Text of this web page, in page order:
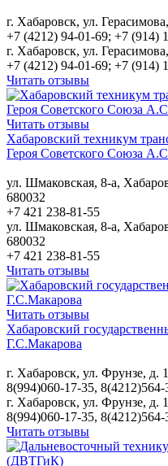
г. Хабаровск, ул.
+7 (4212) 94-01-69; +7 (914)
г. Хабаровск, ул.
+7 (4212) 94-01-69; +7 (914)
Читать отзывы
Читать отзывы
Хабаровский техникум
Героя Советского Союза
ул. Шмаковская, 8-а,
680032
+7 421 238-81-55
ул. Шмаковская, 8-а,
680032
+7 421 238-81-55
Читать отзывы
Читать отзывы
Хабаровский
Г.С.Макарова
г. Хабаровск, ул. Фрунзе, д.
8(994)060-17-35, 8(4212)564-
г. Хабаровск, ул. Фрунзе, д.
8(994)060-17-35, 8(4212)564-
Читать отзывы